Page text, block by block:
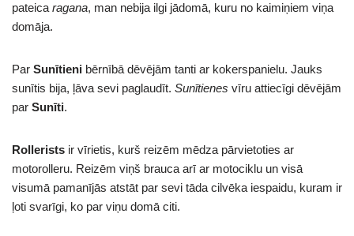
pateica ragana, man nebija ilgi jādomā, kuru no kaimiņiem viņa
domāja.
Par Sunītieni bērnībā dēvējām tanti ar kokerspanielu. Jauks
sunītis bija, ļāva sevi paglaudīt. Sunītienes vīru attiecīgi dēvējām
par Sunīti.
Rollerists ir vīrietis, kurš reizēm mēdza pārvietoties ar
motorolleru. Reizēm viņš brauca arī ar motociklu un visā
visumā pamanījās atstāt par sevi tāda cilvēka iespaidu, kuram ir
ļoti svarīgi, ko par viņu domā citi.